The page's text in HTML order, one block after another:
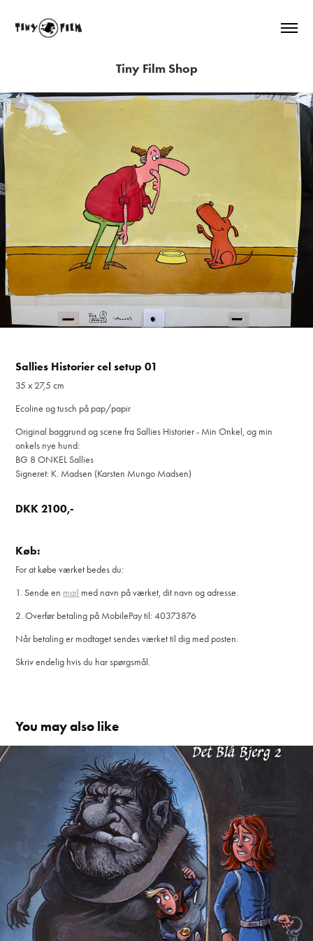
Tiny Film Shop
Sallies Historier cel setup 01
35 x 27,5 cm
Ecoline og tusch på pap/papir
Original baggrund og scene fra Sallies Historier - Min Onkel, og min
onkels nye hund:
BG 8 ONKEL Sallies
Signeret: K. Madsen (Karsten Mungo Madsen)
DKK 2100,-
Køb:
For at købe værket bedes du:
1. Sende en mail med navn på værket, dit navn og adresse.
2. Overfør betaling på MobilePay til: 40373876
Når betaling er modtaget sendes værket til dig med posten.
Skriv endelig hvis du har spørgsmål.
You may also like
Bjergtrolden, Det blå Bjerg 2 DKK 249,-